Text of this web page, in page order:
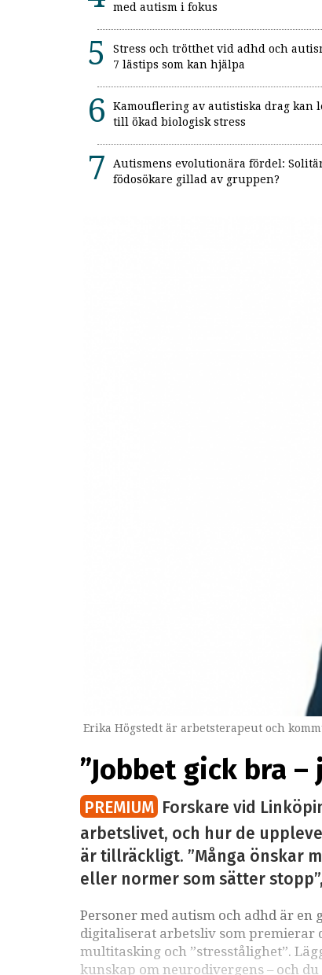
med autism i fokus
Stress och trötthet vid adhd och
7 lästips som kan hjälpa
Kamouflering av autistiska drag kan
till ökad biologisk stress
Autismens evolutionära fördel:
födosökare gillad av gruppen?
Erika Högstedt är arbetsterapeut och
”Jobbet gick bra
PREMIUM Forskare vid
arbetslivet, och hur de
är tillräckligt. ”Många önskar
eller normer som sätter
Personer med autism och adhd är
digitaliserat arbetsliv som premierar
multitasking och ”stresstålighet”.
kunskap om neurodivergens – och